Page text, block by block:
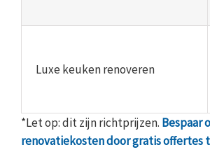
Luxe keuken renoveren
*Let op: dit zijn richtprijzen. Bespaar
renovatiekosten door gratis offertes